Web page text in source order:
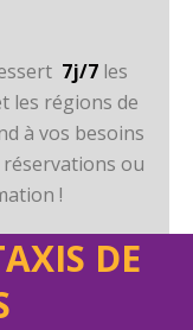
7j/7 les
les régions de
à vos besoins
ou
!
DE